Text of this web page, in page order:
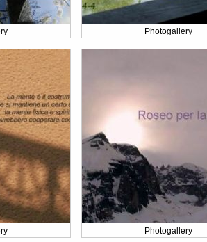
Photogallery
Photogallery